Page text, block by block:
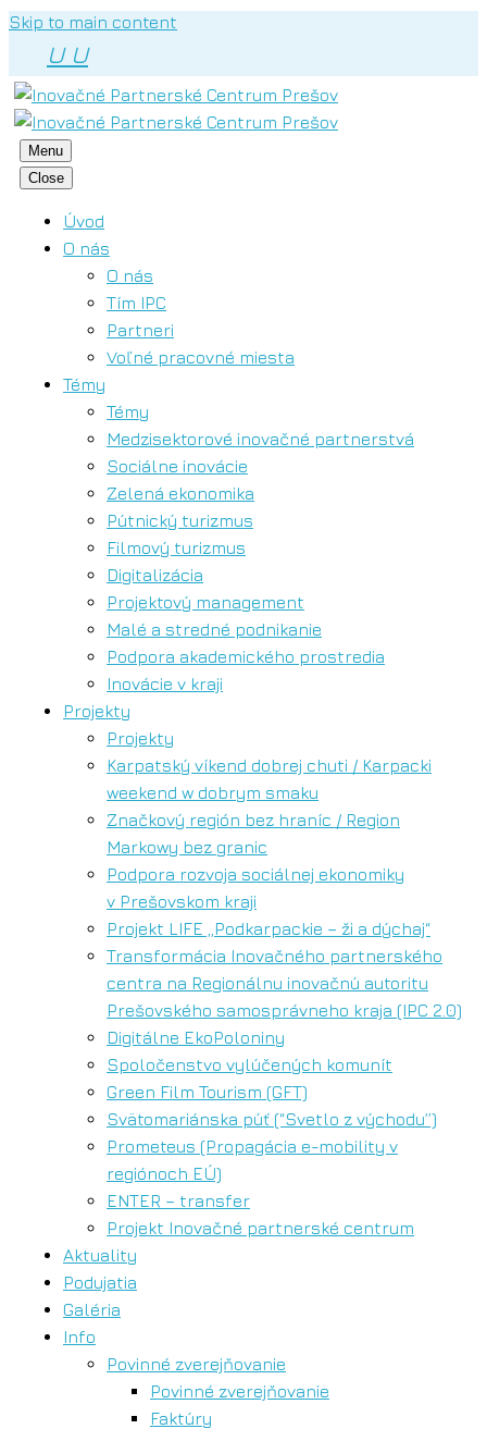
Skip to main content
U U
Menu
Close
Úvod
O nás
O nás
Tím IPC
Partneri
Voľné pracovné miesta
Témy
Témy
Medzisektorové inovačné partnerstvá
Sociálne inovácie
Zelená ekonomika
Pútnický turizmus
Filmový turizmus
Digitalizácia
Projektový management
Malé a stredné podnikanie
Podpora akademického prostredia
Inovácie v kraji
Projekty
Projekty
Karpatský víkend dobrej chuti / Karpacki
weekend w dobrym smaku
Značkový región bez hraníc / Region
Markowy bez granic
Podpora rozvoja sociálnej ekonomiky
v Prešovskom kraji
Projekt LIFE „Podkarpackie – ži a dýchaj“
Transformácia Inovačného partnerského
centra na Regionálnu inovačnú autoritu
Prešovského samosprávneho kraja (IPC 2.0)
Digitálne EkoPoloniny
Spoločenstvo vylúčených komunít
Green Film Tourism (GFT)
Svätomariánska púť (“Svetlo z východu”)
Prometeus (Propagácia e-mobility v
regiónoch EÚ)
ENTER – transfer
Projekt Inovačné partnerské centrum
Aktuality
Podujatia
Galéria
Info
Povinné zverejňovanie
Povinné zverejňovanie
Faktúry